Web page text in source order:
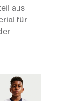
aus
für